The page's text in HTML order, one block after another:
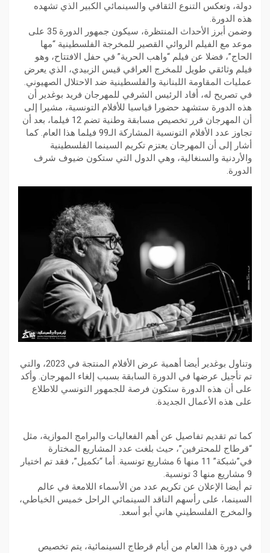
دولة، وتعكس التنوع الثقافي والسينمائي الكبير الذي تشهده
هذه الدورة.
وضمن أبرز الأحداث المنتظرة، سيكون جمهور الدورة 35 على
موعد مع الفيلم الروائي القصير للمخرجة الفلسطينية “مها
الحاج”، فضلا عن فيلم “واهب الحرية” في حفل الافتتاح، وهو
فيلم وثائقي طويل للمخرج العراقي قيس الزبيدي، الذي يعرض
عمليات المقاومة اللبنانية والفلسطينية ضد الاحتلال الصهيوني.
في تصريح له، أفاد الرئيس الشرفي للمهرجان فريد بوغدير أن
هذه الدورة ستشهد حضورا قياسيا للأفلام التونسية، مشيرا إلى
أن المهرجان قرر تخصيص مسابقة وطنية تضم 12 فيلما، بعد أن
تجاوز عدد الأفلام التونسية المشاركة الـ99 فيلما هذا العام. كما
أشار إلى أن المهرجان يعتزم تكريم السينما الفلسطينية
والأردنية والسنغالية، وهي الدول التي ستكون ضيوف شرف
الدورة.
وتناول بوغدير أيضا أهمية عرض الأفلام المنتجة في 2023، والتي
تم تأجيل عرضها في الدورة السابقة بسبب إلغاء المهرجان. وأكد
على أن هذه الدورة ستكون فرصة للجمهور التونسي للاطلاع
على هذه الأعمال الجديدة.
كما تم تقديم تفاصيل عن أهم الفعاليات والبرامج الموازية، مثل
“قرطاج للمحترفين”، حيث بلغت عدد المشاريع المختارة
في”شبكة” 11 منها 6 مشاريع تونسية. أما “تكميل”، فقد تم اختيار
9 مشاريع منها 3 تونسية.
تم أيضا الإعلان عن تكريم عدد من الأسماء اللامعة في عالم
السينما، على رأسهم الناقد السينمائي الراحل خميس الخياطي،
والمخرج الفلسطيني هاني أبو أسعد.
في دورة هذا العام من أيام قرطاج السينمائية، يتم تخصيص